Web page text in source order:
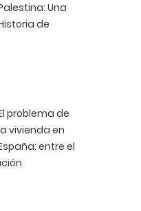
Una
de
problema de
vivienda en
entre el